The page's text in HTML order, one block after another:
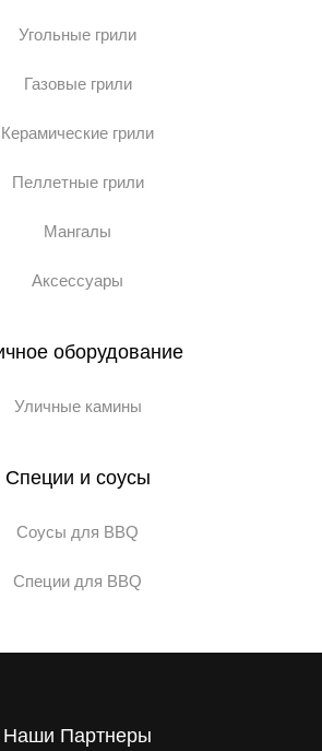
Угольные грили
Газовые грили
Керамические грили
Пеллетные грили
Мангалы
Аксессуары
оборудование
Уличные камины
Специи и соусы
Соусы для BBQ
Специи для BBQ
Наши Партнеры